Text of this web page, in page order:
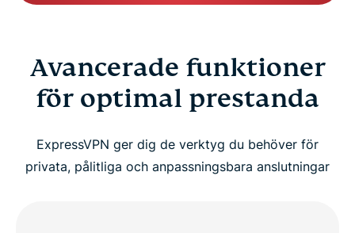
Avancerade funktioner
för optimal prestanda
ExpressVPN ger dig de verktyg du behöver för
privata, pålitliga och anpassningsbara anslutningar